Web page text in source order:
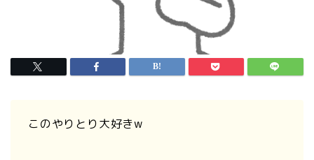
このやりとり大好きw